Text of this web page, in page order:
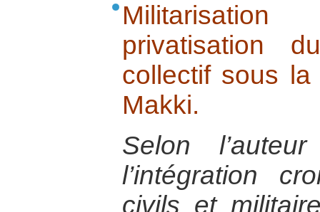
Militarisation
privatisation
collectif sous
Makki.
Selon
l’intégration
civils et